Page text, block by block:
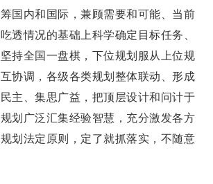
国内和国际，兼顾需要和可能、当前
透情况的基础上科学确定目标任务、
持全国一盘棋，下位规划服从上位规
协调，各级各类规划整体联动、形成
主、集思广益，把顶层设计和问计于
划广泛汇集经验智慧，充分激发各方
划法定原则，定了就抓落实，不随意